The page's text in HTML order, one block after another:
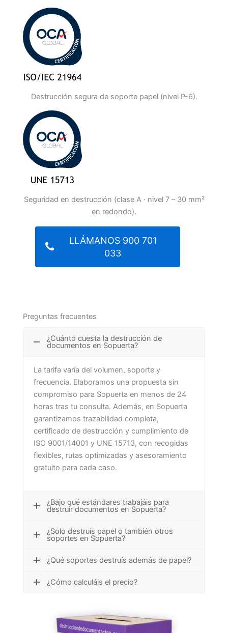
Destrucción segura de soporte papel (nivel P-6).
Seguridad en destrucción (clase A · nivel 7 – 30 mm²
en redondo).
LLÁMANOS 900 701
033
Preguntas frecuentes
¿Cuánto cuesta la destrucción de
documentos en Sopuerta?
La tarifa varía del volumen, soporte y
frecuencia. Elaboramos una propuesta sin
compromiso para Sopuerta en menos de 24
horas tras tu consulta. Además, en Sopuerta
garantizamos trazabilidad completa,
certificado de destrucción y cumplimiento de
ISO 9001/14001 y UNE 15713, con recogidas
flexibles, rutas optimizadas y asesoramiento
gratuito para cada caso.
¿Bajo qué estándares trabajáis para
destruir documentos en Sopuerta?
¿Solo destruís papel o también otros
soportes en Sopuerta?
¿Qué soportes destruís además de papel?
¿Cómo calculáis el precio?